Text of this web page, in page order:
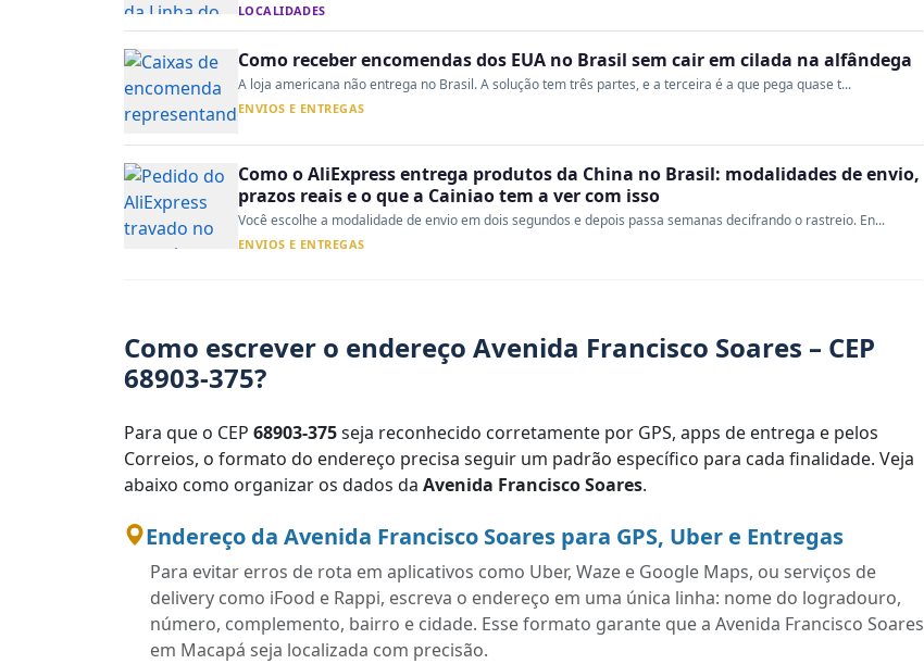
LOCALIDADES
Como receber encomendas dos EUA no Brasil sem cair em cilada na alfândega
A loja americana não entrega no Brasil. A solução tem três partes, e a terceira é a que pega quase t...
ENVIOS E ENTREGAS
Como o AliExpress entrega produtos da China no Brasil: modalidades de envio,
prazos reais e o que a Cainiao tem a ver com isso
Você escolhe a modalidade de envio em dois segundos e depois passa semanas decifrando o rastreio. En...
ENVIOS E ENTREGAS
Como escrever o endereço Avenida Francisco Soares – CEP
68903-375?
Para que o CEP 68903-375seja reconhecido corretamente por GPS, apps de entrega e pelos
Correios, o formato do endereço precisa seguir um padrão específico para cada finalidade. Veja
abaixo como organizar os dados da Avenida Francisco Soares.
Endereço da Avenida Francisco Soares para GPS, Uber e Entregas
Para evitar erros de rota em aplicativos como Uber, Waze e Google Maps, ou serviços de
delivery como iFood e Rappi, escreva o endereço em uma única linha: nome do logradouro,
número, complemento, bairro e cidade. Esse formato garante que a Avenida Francisco Soares
em Macapá seja localizada com precisão.